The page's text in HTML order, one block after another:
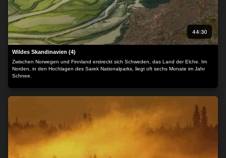
44:30
Wildes Skandinavien (4)
Zwischen Norwegen und Finnland erstreckt sich Schweden, das Land der Elche. Im
Norden, in den Hochlagen des Sarek Nationalparks, liegt oft sechs Monate im Jahr
Schnee.